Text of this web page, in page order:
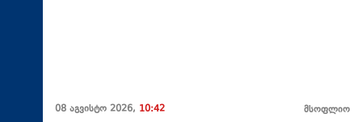
08 აგვისტო 2026, 10:42 მსოფლიო